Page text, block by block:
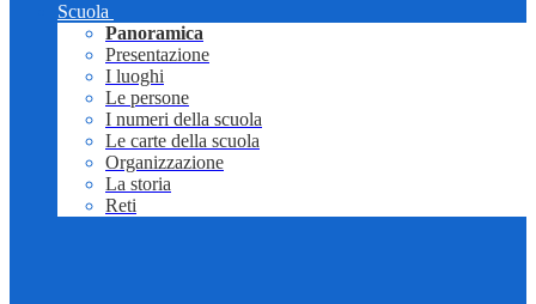
Scuola
Panoramica
Presentazione
I luoghi
Le persone
I numeri della scuola
Le carte della scuola
Organizzazione
La storia
Reti